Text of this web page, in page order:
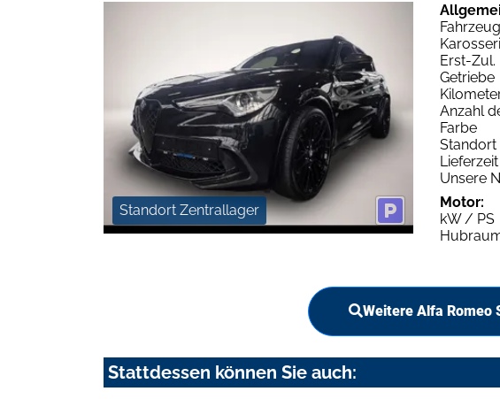
Standort Zentrallager
Erst-Zul.
Getriebe
Anzahl
Farbe
Standort
Lieferzeit
Unsere
Motor:
kW / PS
Weitere Alfa Romeo
Stattdessen können Sie auch: